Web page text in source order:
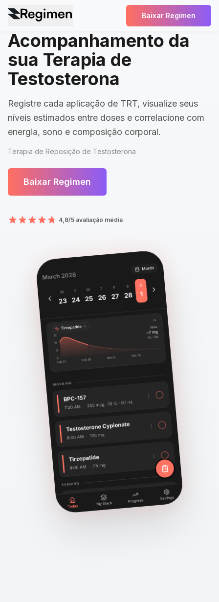
Baixar Regimen
Acompanhamento da
sua Terapia de
Testosterona
Registre cada aplicação de TRT, visualize seus
níveis estimados entre doses e correlacione com
energia, sono e composição corporal.
Terapia de Reposição de Testosterona
Baixar Regimen
4,8/5 avaliação média